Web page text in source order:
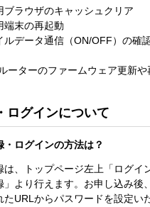
ブラウザのキャッシュクリア
端末の再起動
ルデータ通信（ON/OFF）の確
ーターのファームウェア更新や
ログインについて
・ログインの方法は？
は、トップページ左上「ログイ
」より行えます。お申し込み後
たURLからパスワードを設定い